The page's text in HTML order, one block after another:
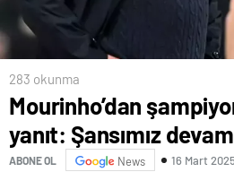
283 okunma
Mourinho’dan
yanıt: Şansımız
ABONE OL News 16 Mart